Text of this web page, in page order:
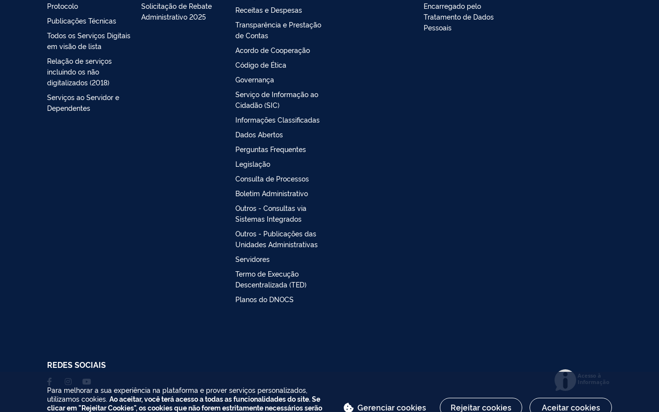
Protocolo
Publicações Técnicas
Todos os Serviços Digitais
em visão de lista
Relação de serviços
incluindo os não
digitalizados (2018)
Serviços ao Servidor e
Dependentes
Solicitação de Rebate
Administrativo 2025
Receitas e Despesas
Transparência e Prestação
de Contas
Acordo de Cooperação
Código de Ética
Governança
Serviço de Informação ao
Cidadão (SIC)
Informações Classificadas
Dados Abertos
Perguntas Frequentes
Legislação
Consulta de Processos
Boletim Administrativo
Outros - Consultas via
Sistemas Integrados
Outros - Publicações das
Unidades Administrativas
Servidores
Termo de Execução
Descentralizada (TED)
Planos do DNOCS
Encarregado pelo
Tratamento de Dados
Pessoais
REDES SOCIAIS
Acesso à
Informação
Para melhorar a sua experiência na plataforma e prover serviços personalizados,
utilizamos cookies. Ao aceitar, você terá acesso a todas as funcionalidades do site. Se
clicar em "Rejeitar Cookies", os cookies que não forem estritamente necessários serão
Gerenciar cookies Rejeitar cookies Aceitar cookies